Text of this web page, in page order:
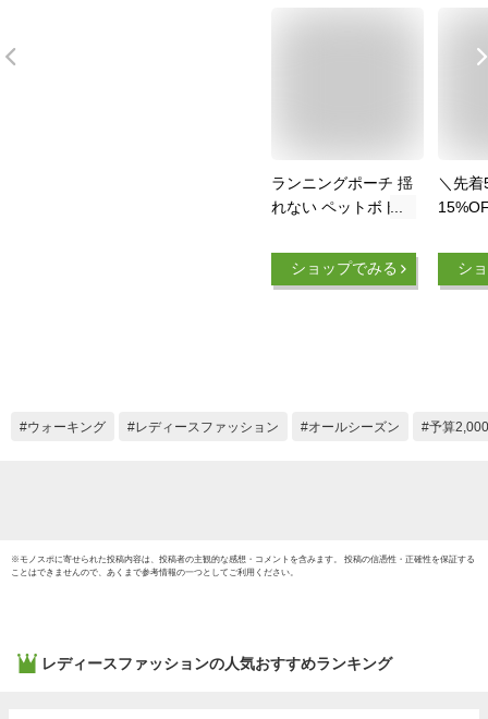
ランニングポーチ 揺
れない ペットボトル
材 ウォーキング マ
ラソン バッグ ウェ
ショップでみる
＼先
得】
ニン
ンズ
シ
ウォーキング レディースファッション オールシーズン 予算
※モノスポに寄せられた投稿内容は、投稿者の主観的な感想・コメントを含みます。 投稿の信憑性・正確性を保証する
ことはできませんので、あくまで参考情報の一つとしてご利用ください。
レディースファッションの人気おすすめランキング